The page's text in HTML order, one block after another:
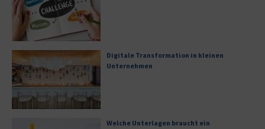
Digitale Transformation in kleinen
Unternehmen
Welche Unterlagen braucht ein